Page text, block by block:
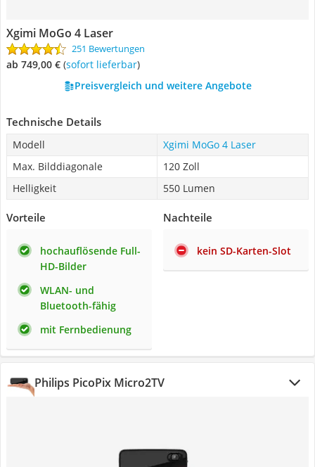
Xgimi MoGo 4 Laser
251 Bewertungen
ab 749,00 € ( Sofort lieferbar)
Preisvergleich und weitere Angebote
Technische Details
Modell
Xgimi MoGo 4 Laser
Max. Bilddiagonale
120 Zoll
Helligkeit
550 Lumen
Vorteile
hochauflösende Full-
HD-Bilder
WLAN- und
Bluetooth-fähig
mit Fernbedienung
Nachteile
kein SD-Karten-Slot
Philips PicoPix Micro2TV